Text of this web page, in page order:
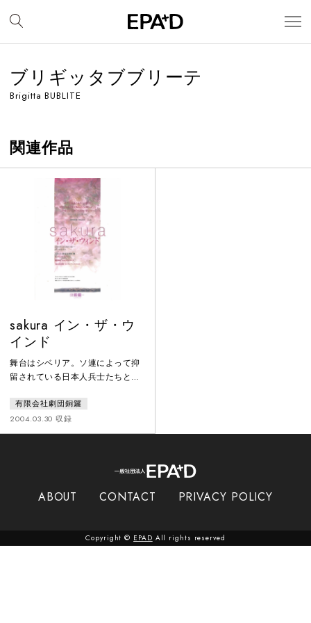
ブリギッタブブリーテ
Brigitta BUBLITE
関連作品
sakura イン・ザ・ウ
インド
舞台はシベリア。ソ連によって抑
留されている日本人兵士たちとリ
はいつしか惹かれ合うようになる
が、それが波紋を巻き起こしてい
く・・・。リトアニア人と日本人
いを重ね合同製作。リトアニア演
クスの演出が光る。また、あちら
有限会社劇団銅鑼
2004.03.30 収録
ABOUT CONTACT PRIVACY POLICY
Copyright © EPAD All rights reserved